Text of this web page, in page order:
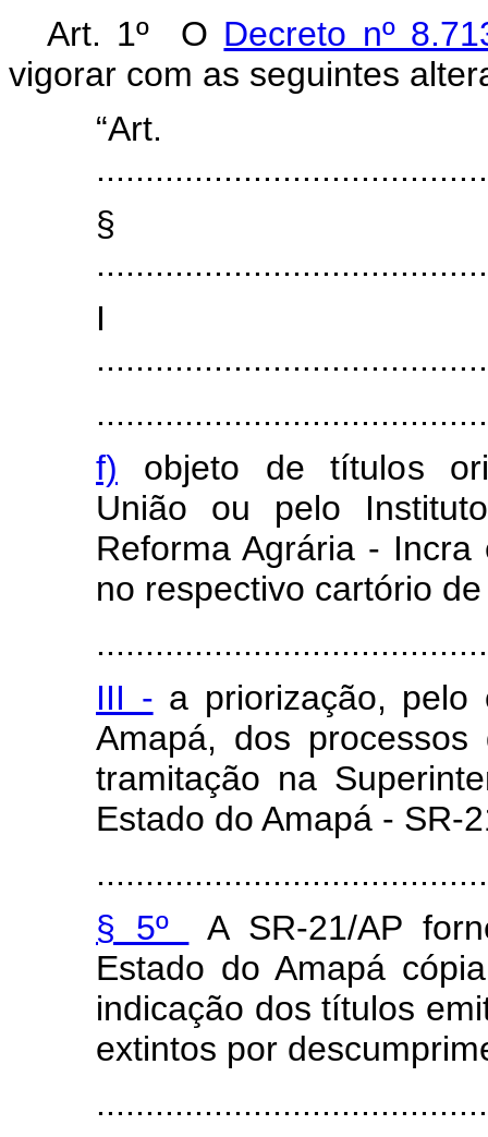
Art. 1º O Decreto nº
vigorar com as seguintes
§
I
f) objeto de títulos
União ou pelo
Reforma Agrária -
no respectivo cartório
III - a priorização,
Amapá, dos
tramitação na
Estado do Amapá - SR-
§ 5º
A SR-21/AP
Estado do Amapá
indicação dos títulos
extintos por